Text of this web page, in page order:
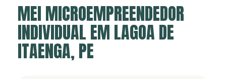
MEI MICROEMPREENDEDOR
INDIVIDUAL EM LAGOA DE
ITAENGA, PE